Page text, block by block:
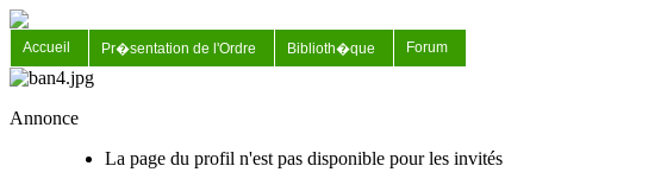
Accueil Pr�sentation de l'Ordre Biblioth�que Forum
Annonce
La page du profil n'est pas disponible pour les invités